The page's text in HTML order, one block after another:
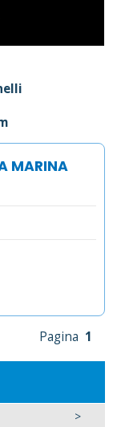
MARINA
Pagina 1
>